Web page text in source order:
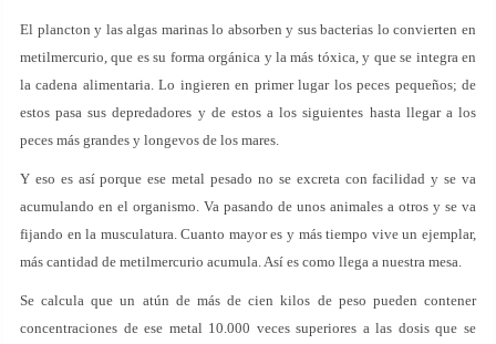
El plancton y las algas marinas lo absorben y sus bacterias lo convierten en
metilmercurio, que es su forma orgánica y la más tóxica, y que se integra en
la cadena alimentaria. Lo ingieren en primer lugar los peces pequeños; de
estos pasa sus depredadores y de estos a los siguientes hasta llegar a los
peces más grandes y longevos de los mares.
Y eso es así porque ese metal pesado no se excreta con facilidad y se va
acumulando en el organismo. Va pasando de unos animales a otros y se va
fijando en la musculatura. Cuanto mayor es y más tiempo vive un ejemplar,
más cantidad de metilmercurio acumula. Así es como llega a nuestra mesa.
Se calcula que un atún de más de cien kilos de peso pueden contener
concentraciones de ese metal 10.000 veces superiores a las dosis que se